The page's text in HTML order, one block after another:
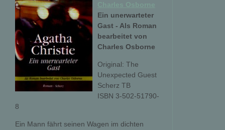
Charles Osborne
Ein unerwarteter
Gast - Als Roman
bearbeitet von
Charles Osborne
Original: The
Unexpected Guest
Scherz TB
ISBN 3-502-51790-
8
Ein Mann fährt seinen Wagen im dichten